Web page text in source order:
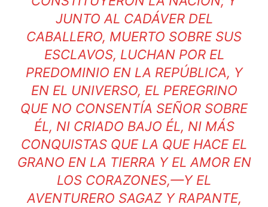
JUNTO AL CADÁVER DEL
CABALLERO, MUERTO SOBRE SUS
ESCLAVOS, LUCHAN POR EL
PREDOMINIO EN LA REPÚBLICA, Y
EN EL UNIVERSO, EL PEREGRINO
QUE NO CONSENTÍA SEÑOR SOBRE
ÉL, NI CRIADO BAJO ÉL, NI MÁS
CONQUISTAS QUE LA QUE HACE EL
GRANO EN LA TIERRA Y EL AMOR EN
LOS CORAZONES,—Y EL
AVENTURERO SAGAZ Y RAPANTE,